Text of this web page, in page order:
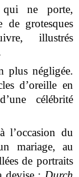
qui ne porte,
de grotesques
illustrés
plus négligée.
d’oreille en
célébrité
l’occasion du
mariage, au
de portraits